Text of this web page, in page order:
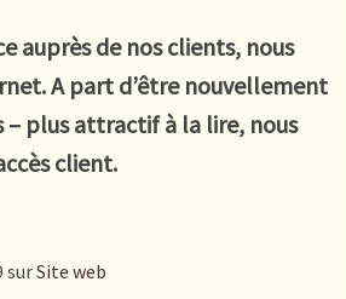
auprès de nos clients, nous
A part d’être nouvellement
– plus attractif à la lire, nous
client.
surSite web